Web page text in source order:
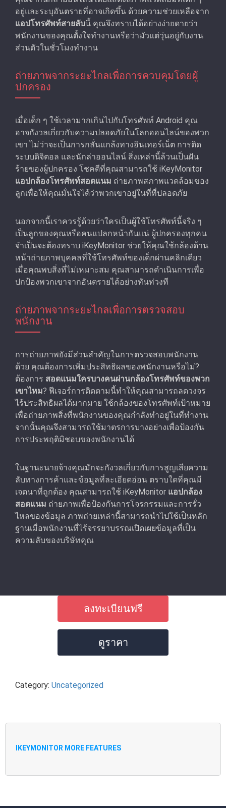
อยู่และระบุอันตรายที่อาจเกิดขึ้น ด้วยความช่วยเหลือจาก
แอปโทรศัพท์สายลับนี้ คุณจึงทราบได้อย่างง่ายดายว่า
พนักงานของคุณตั้งใจทํางานหรือว่ามัวแต่วุ่นอยู่กับงาน
ส่วนตัวในชั่วโมงทํางาน
ถ่ายภาพจากระยะไกลเพื่อการควบคุมโดยผู้
ปกครอง
เมื่อเด็ก ๆ ใช้เวลามากเกินไปกับโทรศัพท์ Android คุณ
อาจกังวลเกี่ยวกับความปลอดภัยในโลกออนไลน์ของพวก
เขา ไม่ว่าจะเป็นการกลั่นแกล้งทางอินเทอร์เน็ต การติด
ระบบดิจิตอล และนักล่าออนไลน์ สิ่งเหล่านี้ล้วนเป็นฝัน
ร้ายของผู้ปกครอง โชคดีที่คุณสามารถใช้ iKeyMonitor
แอปกล้องโทรศัพท์สอดแนม ถ่ายภาพสภาพแวดล้อมของ
ลูกเพื่อให้คุณมั่นใจได้ว่าพวกเขาอยู่ในที่ที่ปลอดภัย
นอกจากนี้เราควรรู้ด้วยว่าใครเป็นผู้ใช้โทรศัพท์นี้จริง ๆ
เป็นลูกของคุณหรือคนแปลกหน้ากันแน่ ผู้ปกครองทุกคน
จำเป็นจะต้องทราบ iKeyMonitor ช่วยให้คุณใช้กล้องด้าน
หน้าถ่ายภาพบุคคลที่ใช้โทรศัพท์ของเด็กผ่านคลิกเดียว
เมื่อคุณพบสิ่งที่ไม่เหมาะสม คุณสามารถดําเนินการเพื่อ
ปกป้องพวกเขาจากอันตรายได้อย่างทันท่วงที
ถ่ายภาพจากระยะไกลเพื่อการตรวจสอบ
พนักงาน
การถ่ายภาพยังมีส่วนสําคัญในการตรวจสอบพนักงาน
ด้วย คุณต้องการเพิ่มประสิทธิผลของพนักงานหรือไม่?
ต้องการ สอดแนมใครบางคนผ่านกล้องโทรศัพท์ของพวก
เขาไหม? ฟีเจอร์การติดตามนี้ทำให้คุณสามารถลดวงจร
ไร้ประสิทธิผลได้มากมาย ใช้กล้องของโทรศัพท์เป้าหมาย
เพื่อถ่ายภาพสิ่งที่พนักงานของคุณกําลังทําอยู่ในที่ทํางาน
จากนั้นคุณจึงสามารถใช้มาตรการบางอย่างเพื่อป้องกัน
การประพฤติมิชอบของพนักงานได้
ในฐานะนายจ้างคุณมักจะกังวลเกี่ยวกับการสูญเสียความ
ลับทางการค้าและข้อมูลที่ละเอียดอ่อน ตราบใดที่คุณมี
เจตนาที่ถูกต้อง คุณสามารถใช้ iKeyMonitor แอปกล้อง
สอดแนม ถ่ายภาพเพื่อป้องกันการโจรกรรมและการรั่ว
ไหลของข้อมูล ภาพถ่ายเหล่านี้สามารถนำไปใช้เป็นหลัก
ฐานเมื่อพนักงานที่ไร้จรรยาบรรณเปิดเผยข้อมูลที่เป็น
ความลับของบริษัทคุณ
ลงทะเบียนฟรี
ดูราคา
Category: Uncategorized
IKEYMONITOR MORE FEATURES